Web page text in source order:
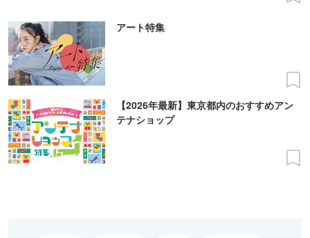
アート特集
【2026年最新】東京都内のおすすめアン
テナショップ